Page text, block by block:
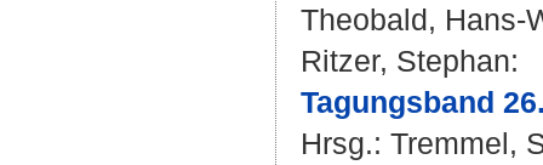
Theobald, Hans-
Ritzer, Stephan:
Tagungsband
Hrsg.: Tremmel,